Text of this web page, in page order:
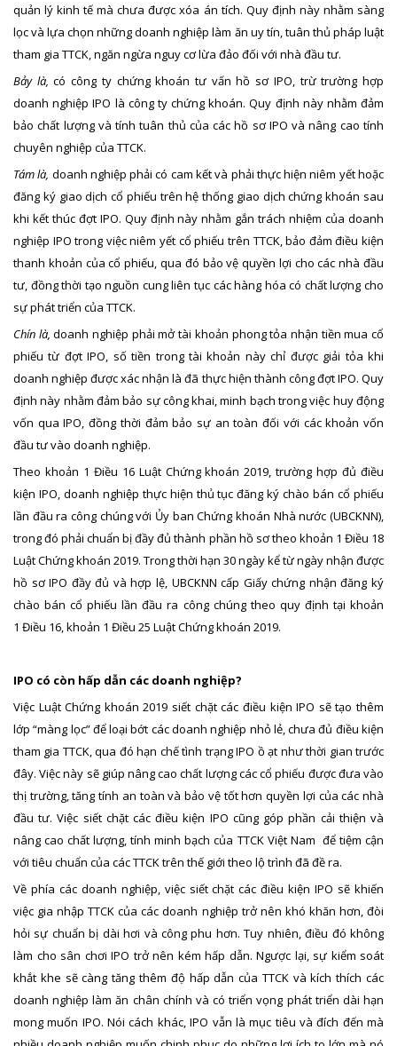
quản lý kinh tế mà chưa được xóa án tích. Quy định này nhằm sàng
lọc và lựa chọn những doanh nghiệp làm ăn uy tín, tuân thủ pháp luật
tham gia TTCK, ngăn ngừa nguy cơ lừa đảo đối với nhà đầu tư.
Bảy là, có công ty chứng khoán tư vấn hồ sơ IPO, trừ trường hợp
doanh nghiệp IPO là công ty chứng khoán. Quy định này nhằm đảm
bảo chất lượng và tính tuân thủ của các hồ sơ IPO và nâng cao tính
chuyên nghiệp của TTCK.
Tám là, doanh nghiệp phải có cam kết và phải thực hiện niêm yết hoặc
đăng ký giao dịch cổ phiếu trên hệ thống giao dịch chứng khoán sau
khi kết thúc đợt IPO. Quy định này nhằm gắn trách nhiệm của doanh
nghiệp IPO trong việc niêm yết cổ phiếu trên TTCK, bảo đảm điều kiện
thanh khoản của cổ phiếu, qua đó bảo vệ quyền lợi cho các nhà đầu
tư, đồng thời tạo nguồn cung liên tục các hàng hóa có chất lượng cho
sự phát triển của TTCK.
Chín là, doanh nghiệp phải mở tài khoản phong tỏa nhận tiền mua cổ
phiếu từ đợt IPO, số tiền trong tài khoản này chỉ được giải tỏa khi
doanh nghiệp được xác nhận là đã thực hiện thành công đợt IPO. Quy
định này nhằm đảm bảo sự công khai, minh bạch trong việc huy động
vốn qua IPO, đồng thời đảm bảo sự an toàn đối với các khoản vốn
đầu tư vào doanh nghiệp.
Theo khoản 1 Điều 16 Luật Chứng khoán 2019, trường hợp đủ điều
kiện IPO, doanh nghiệp thực hiện thủ tục đăng ký chào bán cổ phiếu
lần đầu ra công chúng với Ủy ban Chứng khoán Nhà nước (UBCKNN),
trong đó phải chuẩn bị đầy đủ thành phần hồ sơ theo khoản 1 Điều 18
Luật Chứng khoán 2019. Trong thời hạn 30 ngày kể từ ngày nhận được
hồ sơ IPO đầy đủ và hợp lệ, UBCKNN cấp Giấy chứng nhận đăng ký
chào bán cổ phiếu lần đầu ra công chúng theo quy định tại khoản
1 Điều 16, khoản 1 Điều 25 Luật Chứng khoán 2019.
IPO có còn hấp dẫn các doanh nghiệp?
Việc Luật Chứng khoán 2019 siết chặt các điều kiện IPO sẽ tạo thêm
lớp “màng lọc” để loại bớt các doanh nghiệp nhỏ lẻ, chưa đủ điều kiện
tham gia TTCK, qua đó hạn chế tình trạng IPO ồ ạt như thời gian trước
đây. Việc này sẽ giúp nâng cao chất lượng các cổ phiếu được đưa vào
thị trường, tăng tính an toàn và bảo vệ tốt hơn quyền lợi của các nhà
đầu tư. Việc siết chặt các điều kiện IPO cũng góp phần cải thiện và
nâng cao chất lượng, tính minh bạch của TTCK Việt Nam để tiệm cận
với tiêu chuẩn của các TTCK trên thế giới theo lộ trình đã đề ra.
Về phía các doanh nghiệp, việc siết chặt các điều kiện IPO sẽ khiến
việc gia nhập TTCK của các doanh nghiệp trở nên khó khăn hơn, đòi
hỏi sự chuẩn bị dài hơi và công phu hơn. Tuy nhiên, điều đó không
làm cho sân chơi IPO trở nên kém hấp dẫn. Ngược lại, sự kiểm soát
khắt khe sẽ càng tăng thêm độ hấp dẫn của TTCK và kích thích các
doanh nghiệp làm ăn chân chính và có triển vọng phát triển dài hạn
mong muốn IPO. Nói cách khác, IPO vẫn là mục tiêu và đích đến mà